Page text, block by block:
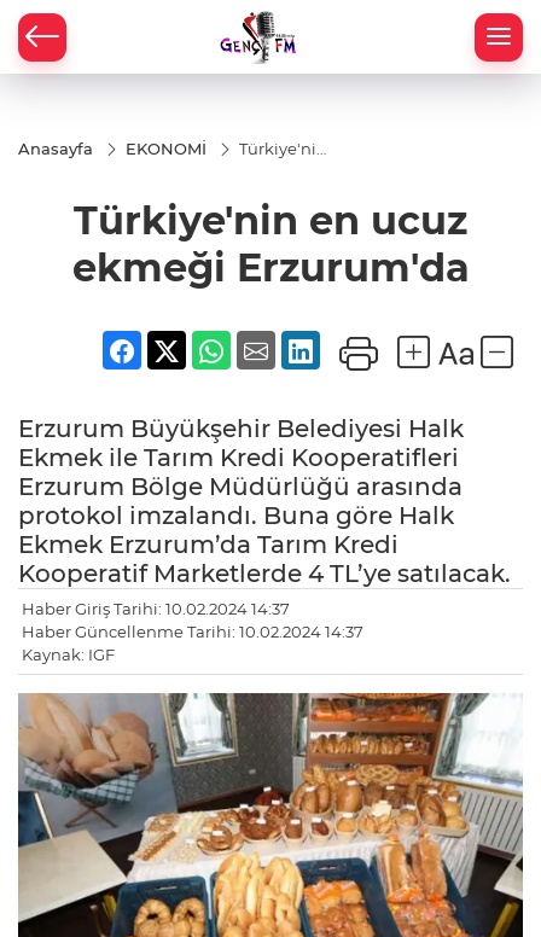
Anasayfa EKONOMİ
Türkiye'nin
Erzurum'da
Türkiye'nin en ucuz
ekmeği Erzurum'da
Erzurum Büyükşehir Belediyesi Halk
Ekmek ile Tarım Kredi Kooperatifleri
Erzurum Bölge Müdürlüğü arasında
protokol imzalandı. Buna göre Halk
Ekmek Erzurum’da Tarım Kredi
Kooperatif Marketlerde 4 TL’ye satılacak.
Haber Giriş Tarihi: 10.02.2024 14:37
Haber Güncellenme Tarihi: 10.02.2024 14:37
Kaynak: IGF